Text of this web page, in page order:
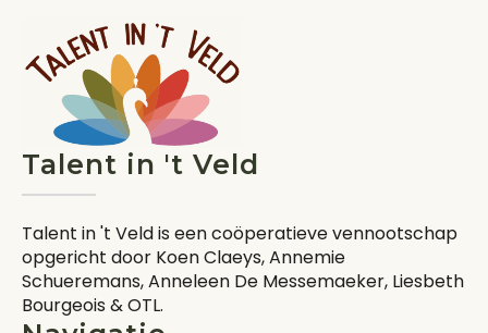
Talent in 't Veld
Talent in 't Veld is een coöperatieve vennootschap
opgericht door Koen Claeys, Annemie
Schueremans, Anneleen De Messemaeker, Liesbeth
Bourgeois & OTL.